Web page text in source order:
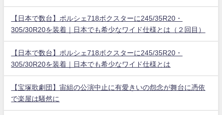
【日本で数台】ポルシェ718ボクスターに245/35R20・
305/30R20を装着｜日本でも希少なワイド仕様とは（２回目）
【日本で数台】ポルシェ718ボクスターに245/35R20・
305/30R20を装着｜日本でも希少なワイド仕様とは
【宝塚歌劇団】宙組の公演中止に有愛きいの怨念が舞台に憑依
で楽屋は騒然に